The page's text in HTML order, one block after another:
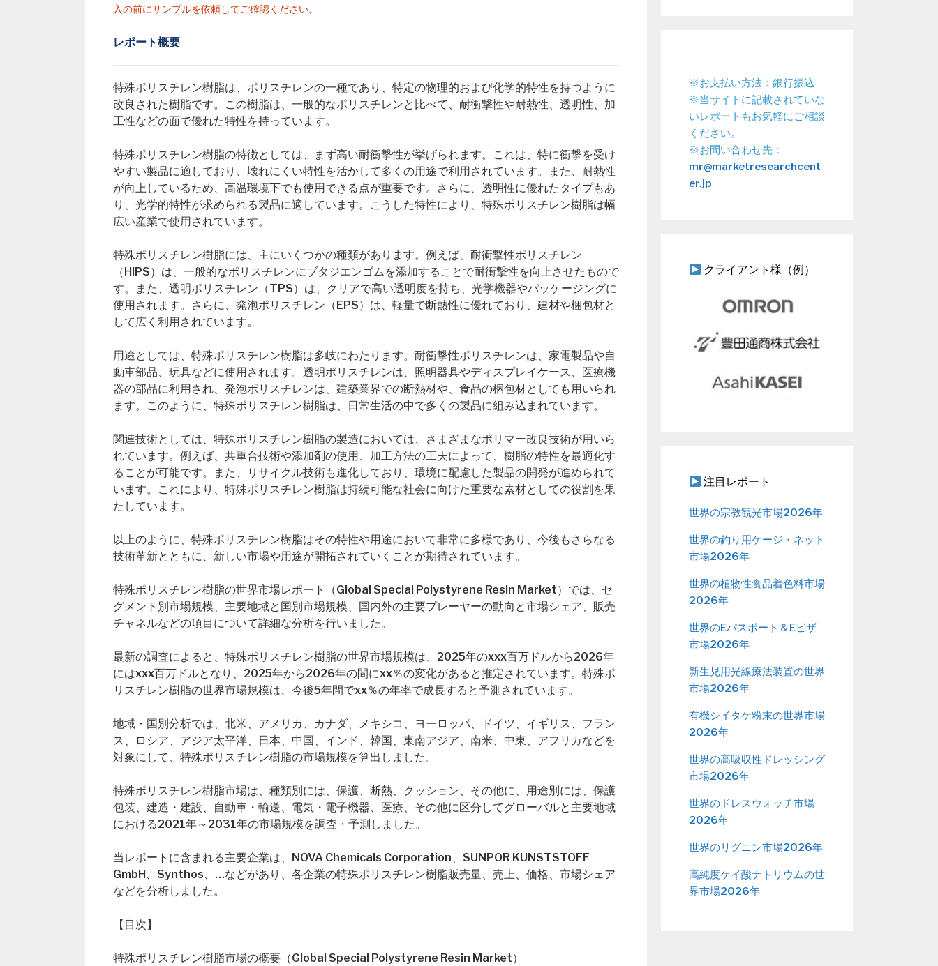
入の前にサンプルを依頼してご確認ください。
レポート概要
特殊ポリスチレン樹脂は、ポリスチレンの一種であり、特定の物理的および化学的特性を持つように
改良された樹脂です。この樹脂は、一般的なポリスチレンと比べて、耐衝撃性や耐熱性、透明性、加
工性などの面で優れた特性を持っています。
特殊ポリスチレン樹脂の特徴としては、まず高い耐衝撃性が挙げられます。これは、特に衝撃を受け
やすい製品に適しており、壊れにくい特性を活かして多くの用途で利用されています。また、耐熱性
が向上しているため、高温環境下でも使用できる点が重要です。さらに、透明性に優れたタイプもあ
り、光学的特性が求められる製品に適しています。こうした特性により、特殊ポリスチレン樹脂は幅
広い産業で使用されています。
特殊ポリスチレン樹脂には、主にいくつかの種類があります。例えば、耐衝撃性ポリスチレン
（HIPS）は、一般的なポリスチレンにブタジエンゴムを添加することで耐衝撃性を向上させたもので
す。また、透明ポリスチレン（TPS）は、クリアで高い透明度を持ち、光学機器やパッケージングに
使用されます。さらに、発泡ポリスチレン（EPS）は、軽量で断熱性に優れており、建材や梱包材と
して広く利用されています。
用途としては、特殊ポリスチレン樹脂は多岐にわたります。耐衝撃性ポリスチレンは、家電製品や自
動車部品、玩具などに使用されます。透明ポリスチレンは、照明器具やディスプレイケース、医療機
器の部品に利用され、発泡ポリスチレンは、建築業界での断熱材や、食品の梱包材としても用いられ
ます。このように、特殊ポリスチレン樹脂は、日常生活の中で多くの製品に組み込まれています。
関連技術としては、特殊ポリスチレン樹脂の製造においては、さまざまなポリマー改良技術が用いら
れています。例えば、共重合技術や添加剤の使用、加工方法の工夫によって、樹脂の特性を最適化す
ることが可能です。また、リサイクル技術も進化しており、環境に配慮した製品の開発が進められて
います。これにより、特殊ポリスチレン樹脂は持続可能な社会に向けた重要な素材としての役割を果
たしています。
以上のように、特殊ポリスチレン樹脂はその特性や用途において非常に多様であり、今後もさらなる
技術革新とともに、新しい市場や用途が開拓されていくことが期待されています。
特殊ポリスチレン樹脂の世界市場レポート（Global Special Polystyrene Resin Market）では、セ
グメント別市場規模、主要地域と国別市場規模、国内外の主要プレーヤーの動向と市場シェア、販売
チャネルなどの項目について詳細な分析を行いました。
最新の調査によると、特殊ポリスチレン樹脂の世界市場規模は、2025年のxxx百万ドルから2026年
にはxxx百万ドルとなり、2025年から2026年の間にxx％の変化があると推定されています。特殊ポ
リスチレン樹脂の世界市場規模は、今後5年間でxx％の年率で成長すると予測されています。
地域・国別分析では、北米、アメリカ、カナダ、メキシコ、ヨーロッパ、ドイツ、イギリス、フラン
ス、ロシア、アジア太平洋、日本、中国、インド、韓国、東南アジア、南米、中東、アフリカなどを
対象にして、特殊ポリスチレン樹脂の市場規模を算出しました。
特殊ポリスチレン樹脂市場は、種類別には、保護、断熱、クッション、その他に、用途別には、保護
包装、建造・建設、自動車・輸送、電気・電子機器、医療、その他に区分してグローバルと主要地域
における2021年～2031年の市場規模を調査・予測しました。
当レポートに含まれる主要企業は、NOVA Chemicals Corporation、SUNPOR KUNSTSTOFF
GmbH、Synthos、…などがあり、各企業の特殊ポリスチレン樹脂販売量、売上、価格、市場シェア
などを分析しました。
【目次】
特殊ポリスチレン樹脂市場の概要（Global Special Polystyrene Resin Market）
※お支払い方法：銀行振込
※当サイトに記載されていな
いレポートもお気軽にご相談
ください。
※お問い合わせ先：
mr@marketresearchcent
er.jp
クライアント様（例）
注目レポート
世界の宗教観光市場2026年
世界の釣り用ケージ・ネット
市場2026年
世界の植物性食品着色料市場
2026年
世界のEパスポート＆Eビザ
市場2026年
新生児用光線療法装置の世界
市場2026年
有機シイタケ粉末の世界市場
2026年
世界の高吸収性ドレッシング
市場2026年
世界のドレスウォッチ市場
2026年
世界のリグニン市場2026年
高純度ケイ酸ナトリウムの世
界市場2026年